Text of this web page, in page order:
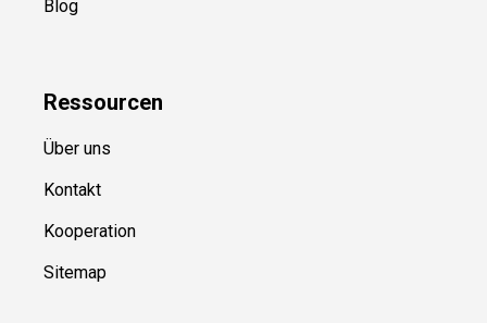
Blog
Ressourcen
Über uns
Kontakt
Kooperation
Sitemap